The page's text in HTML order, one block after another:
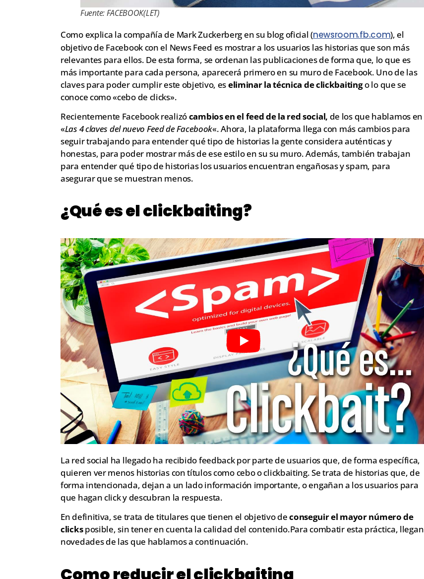
Fuente: FACEBOOK(LET)
Como explica la compañía de Mark Zuckerberg en su blog oficial (newsroom.fb.com), el
objetivo de Facebook con el News Feed es mostrar a los usuarios las historias que son más
relevantes para ellos. De esta forma, se ordenan las publicaciones de forma que, lo que es
más importante para cada persona, aparecerá primero en su muro de Facebook. Uno de las
claves para poder cumplir este objetivo, eseliminar la técnica de clickbaitingo lo que se
conoce como «cebo de clicks».
Recientemente Facebook realizócambios en el feed de la red social, de los que hablamos en
«Las 4 claves del nuevo Feed de Facebook«. Ahora, la plataforma llega con más cambios para
seguir trabajando para entender qué tipo de historias la gente considera auténticas y
honestas, para poder mostrar más de ese estilo en su su muro. Además, también trabajan
para entender qué tipo de historias los usuarios encuentran engañosas y spam, para
asegurar que se muestran menos.
¿Qué es el clickbaiting?
La red social ha llegado ha recibido feedback por parte de usuarios que, de forma específica,
quieren ver menos historias con títulos como cebo o clickbaiting. Se trata de historias que, de
forma intencionada, dejan a un lado información importante, o engañan a los usuarios para
que hagan click y descubran la respuesta.
En definitiva, se trata de titulares que tienen el objetivo deconseguir el mayor número de
clicksposible, sin tener en cuenta la calidad del contenido.Para combatir esta práctica, llegan
novedades de las que hablamos a continuación.
Como reducir el clickbaiting